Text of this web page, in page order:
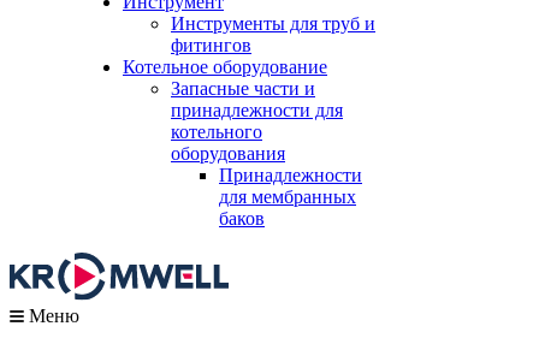
Инструменты для труб и
фитингов
Котельное оборудование
Запасные части и
принадлежности для
котельного
оборудования
Принадлежности
для мембранных
баков
Меню